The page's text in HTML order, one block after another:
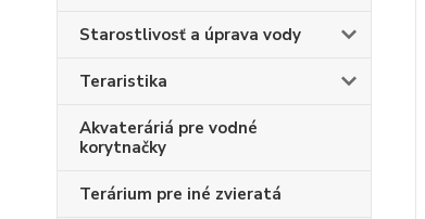
Starostlivosť a úprava vody
Teraristika
Akvateráriá pre vodné
korytnačky
Terárium pre iné zvieratá